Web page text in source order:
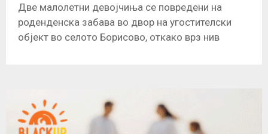
Две малолетни девојчиња се повредени на
роденденска забава во двор на угостителски
објект во селото Борисово, откако врз нив